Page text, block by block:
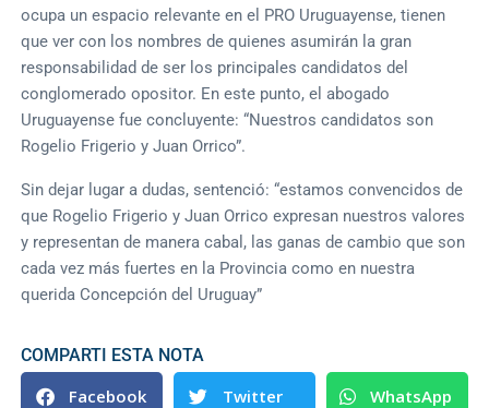
ocupa un espacio relevante en el PRO Uruguayense, tienen
que ver con los nombres de quienes asumirán la gran
responsabilidad de ser los principales candidatos del
conglomerado opositor. En este punto, el abogado
Uruguayense fue concluyente: “Nuestros candidatos son
Rogelio Frigerio y Juan Orrico”.
Sin dejar lugar a dudas, sentenció: “estamos convencidos de
que Rogelio Frigerio y Juan Orrico expresan nuestros valores
y representan de manera cabal, las ganas de cambio que son
cada vez más fuertes en la Provincia como en nuestra
querida Concepción del Uruguay”
COMPARTI ESTA NOTA
Facebook Twitter WhatsApp